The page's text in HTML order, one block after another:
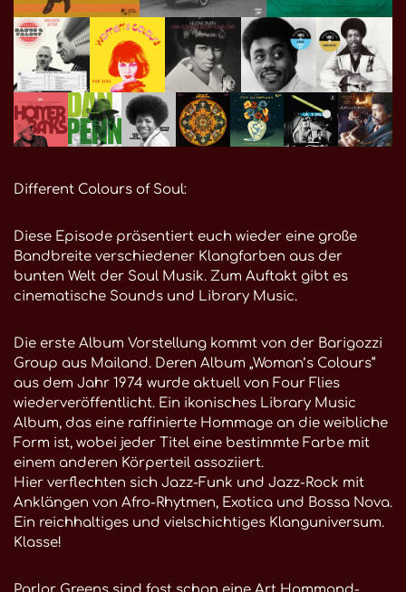
Different Colours of Soul:
Diese Episode präsentiert euch wieder eine große
Bandbreite verschiedener Klangfarben aus der
bunten Welt der Soul Musik. Zum Auftakt gibt es
cinematische Sounds und Library Music.
Die erste Album Vorstellung kommt von der Barigozzi
Group aus Mailand. Deren Album „Woman’s Colours“
aus dem Jahr 1974 wurde aktuell von Four Flies
wiederveröffentlicht. Ein ikonisches Library Music
Album, das eine raffinierte Hommage an die weibliche
Form ist, wobei jeder Titel eine bestimmte Farbe mit
einem anderen Körperteil assoziiert.
Hier verflechten sich Jazz-Funk und Jazz-Rock mit
Anklängen von Afro-Rhytmen, Exotica und Bossa Nova.
Ein reichhaltiges und vielschichtiges Klanguniversum.
Klasse!